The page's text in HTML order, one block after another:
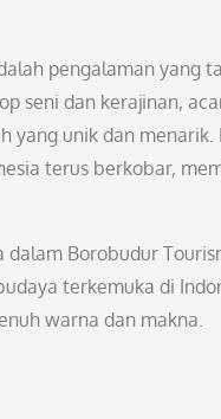
pengalaman yang
seni dan kerajinan,
unik dan
terus berkobar,
Borobudur
terkemuka di
warna dan makna.